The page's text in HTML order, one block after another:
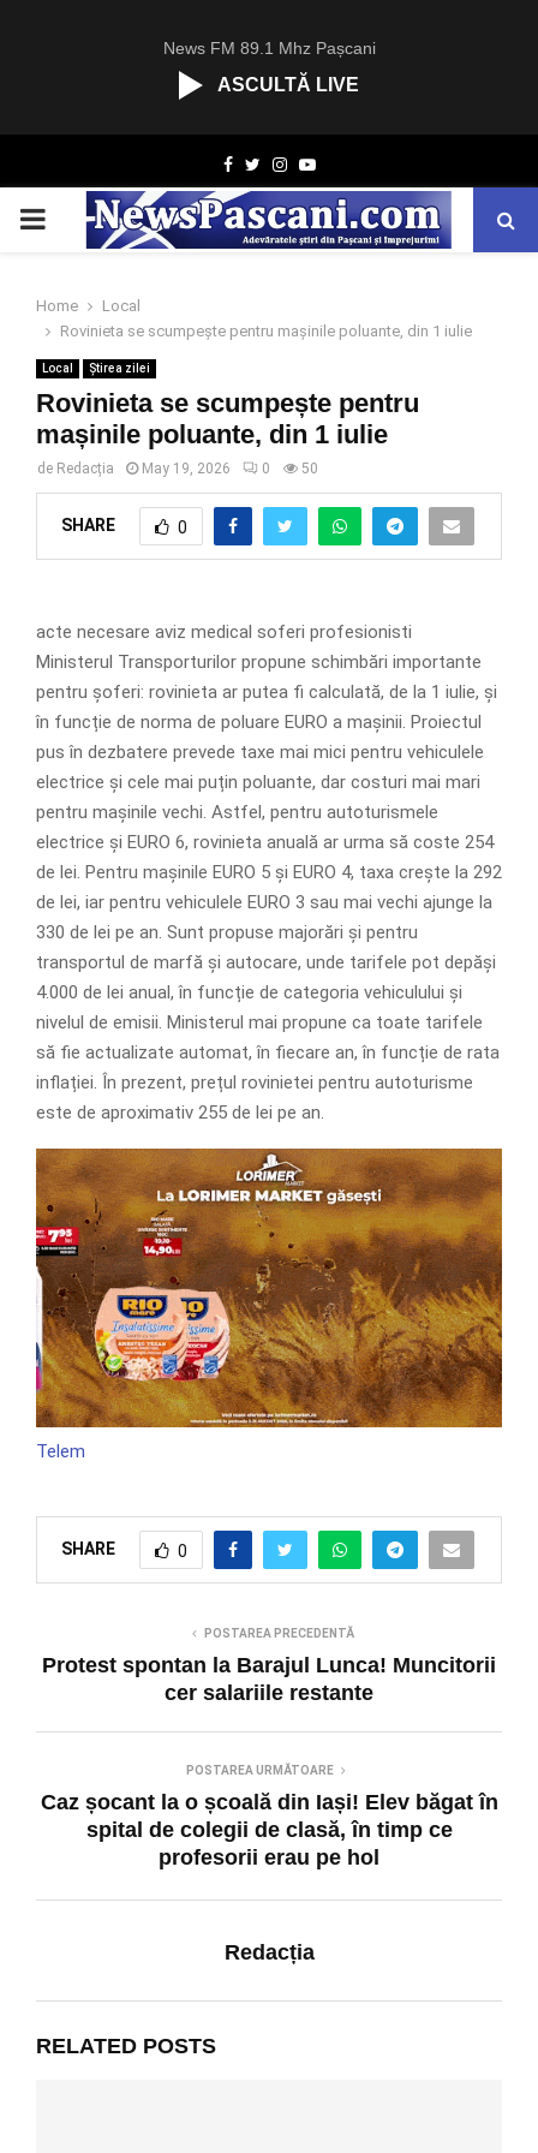
News FM 89.1 Mhz Pașcani
ASCULTĂ LIVE
Facebook
TwitterInstagram
Youtube
PRIMARY
Home
Local
Rovinieta se scumpește pentru mașinile poluante, din 1 iulie
Local Știrea zilei
Rovinieta se scumpește pentru
mașinile poluante, din 1 iulie
de Redacția May 19, 2026 0 50
SHARE 0
acte necesare aviz medical soferi profesionisti
Ministerul Transporturilor propune schimbări importante
pentru șoferi: rovinieta ar putea fi calculată, de la 1 iulie, și
în funcție de norma de poluare EURO a mașinii. Proiectul
pus în dezbatere prevede taxe mai mici pentru vehiculele
electrice și cele mai puțin poluante, dar costuri mai mari
pentru mașinile vechi. Astfel, pentru autoturismele
electrice și EURO 6, rovinieta anuală ar urma să coste 254
de lei. Pentru mașinile EURO 5 și EURO 4, taxa crește la 292
de lei, iar pentru vehiculele EURO 3 sau mai vechi ajunge la
330 de lei pe an. Sunt propuse majorări și pentru
transportul de marfă și autocare, unde tarifele pot depăși
4.000 de lei anual, în funcție de categoria vehiculului și
nivelul de emisii. Ministerul mai propune ca toate tarifele
să fie actualizate automat, în fiecare an, în funcție de rata
inflației. În prezent, prețul rovinietei pentru autoturisme
este de aproximativ 255 de lei pe an.
Telem
SHARE 0
POSTAREA PRECEDENTĂ
Protest spontan la Barajul Lunca! Muncitorii
cer salariile restante
POSTAREA URMĂTOARE
Caz șocant la o școală din Iași! Elev băgat în
spital de colegii de clasă, în timp ce
profesorii erau pe hol
Redacția
RELATED POSTS